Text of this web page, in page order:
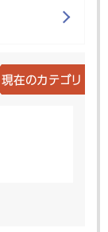
現在のカテゴリ